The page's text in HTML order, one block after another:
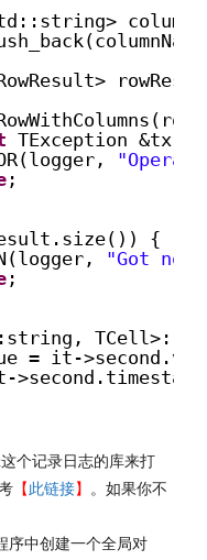
TException &tx) {
;
{
"Got no
;
= it-
这个记录日志的库来打
【 此链接】 。如果你不
序中创建一个全局对